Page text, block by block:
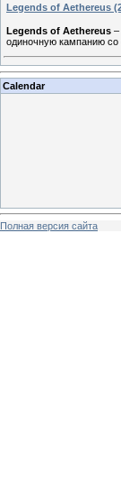
Legends of Aethereus
Legends of Aethereus –
одиночную кампанию со
Calendar
Полная версия сайта